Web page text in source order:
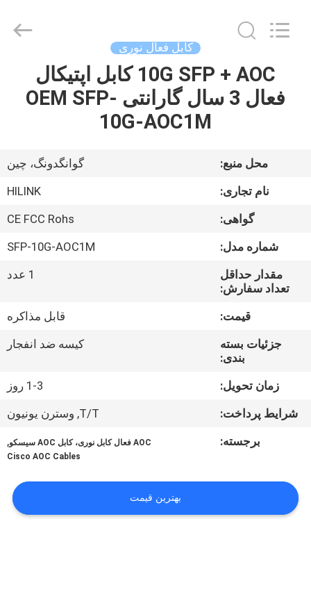
خونه
درباره
کارخانه
کنترل
تماس
اخبار
Technology
Co.,Ltd..
کابل فعال نوری
10G SFP + AOC کابل اپتیکال
فعال 3 سال گارانتی OEM SFP-
10G-AOC1M
محل منبع:
گوانگدونگ، چین
نام تجاری:
HILINK
گواهی:
CE FCC Rohs
شماره مدل:
SFP-10G-AOC1M
مقدار حداقل
تعداد سفارش:
1 عدد
قیمت:
قابل مذاکره
جزئیات بسته
بندی:
کیسه ضد انفجار
زمان تحویل:
1-3 روز
شرایط پرداخت:
T/T, وسترن یونیون
برجسته:
AOC فعال کابل نوری، کابل AOC سیسکو ,
Cisco AOC Cables
بهترین قیمت